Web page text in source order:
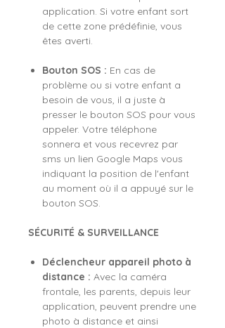
application. Si votre enfant sort
de cette zone prédéfinie, vous
êtes averti.
Bouton SOS : En cas de
problème ou si votre enfant a
besoin de vous, il a juste à
presser le bouton SOS pour vous
appeler. Votre téléphone
sonnera et vous recevrez par
sms un lien Google Maps vous
indiquant la position de l'enfant
au moment où il a appuyé sur le
bouton SOS.
SÉCURITÉ & SURVEILLANCE
Déclencheur appareil photo à
distance : Avec la caméra
frontale, les parents, depuis leur
application, peuvent prendre une
photo à distance et ainsi